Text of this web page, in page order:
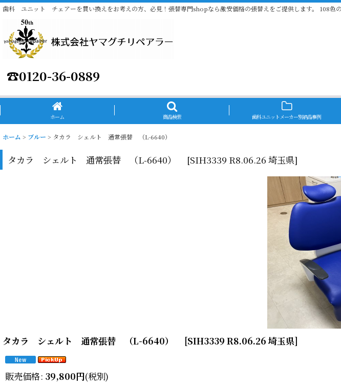
歯科 ユニット チェアーを買い換えをお考えの方、必見！張替専門shopなら激安価格の張替えをご提供します。 108色
☎0120-36-0889
ホーム 商品検索 歯科ユニットメーカー別納品事例
ホーム > ブルー > タカラ シェルト 通常張替 （L-6640）
タカラ シェルト 通常張替 （L-6640） [SIH3339 R8.06.26 埼玉県]
タカラ シェルト 通常張替 （L-6640） [SIH3339 R8.06.26 埼玉県]
販売価格: 39,800円(税別)